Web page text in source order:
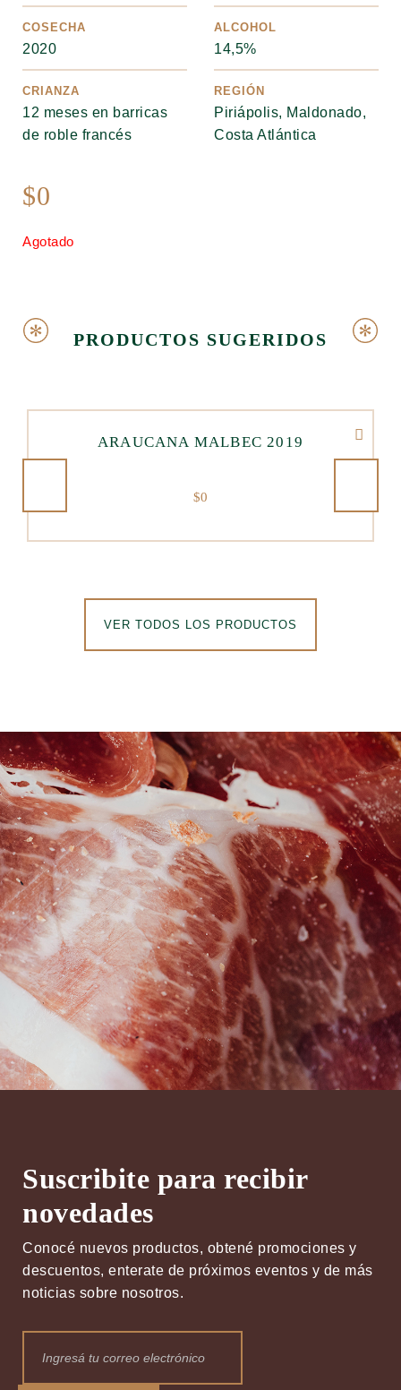
COSECHA
2020
ALCOHOL
14,5%
CRIANZA
12 meses en barricas
de roble francés
REGIÓN
Piriápolis, Maldonado,
Costa Atlántica
$0
Agotado
PRODUCTOS SUGERIDOS
ARAUCANA MALBEC 2019
$0
VER TODOS LOS PRODUCTOS
Suscribite para recibir
novedades
Conocé nuevos productos, obtené promociones y
descuentos, enterate de próximos eventos y de más
noticias sobre nosotros.